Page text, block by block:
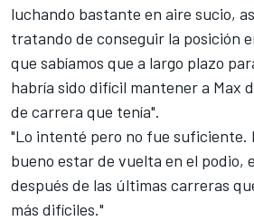
luchando bastante en aire sucio,
tratando de conseguir la posición
que sabíamos que a largo plazo
habría sido difícil mantener a Max
de carrera que tenía".
"Lo intenté pero no fue suficiente.
bueno estar de vuelta en el podio,
después de las últimas carreras
más difíciles."